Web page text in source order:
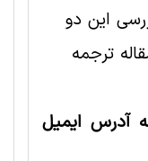
این دو
ترجمه
آدرس ایمیل